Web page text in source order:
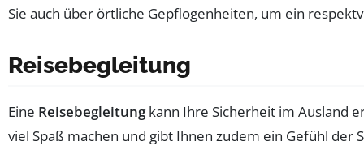
Sie auch über örtliche Gepflogenheiten, um ein
Reisebegleitung
Eine Reisebegleitungkann Ihre Sicherheit im Ausland
viel Spaß machen und gibt Ihnen zudem ein Gefühl der